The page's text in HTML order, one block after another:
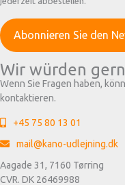
Wir würden
Wenn Sie Fragen haben,
kontaktieren.
+45 75 80 13 01
mail@kano-udlejning.dk
Aagade 31, 7160 Tørring
CVR. DK 26469988